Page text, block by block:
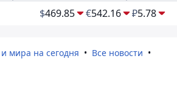
$469.85 €542.16 ₽5.78
мира на сегодня
Все новости